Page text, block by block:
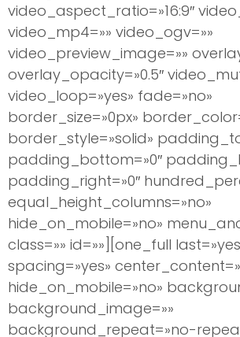
video_aspect_ratio=»16:9″
video_mp4=»» video_ogv=»»
video_preview_image=»»
overlay_opacity=»0.5″
video_loop=»yes» fade=»no»
border_size=»0px»
border_style=»solid»
padding_bottom=»0″
padding_right=»0″
equal_height_columns=»no»
hide_on_mobile=»no»
class=»» id=»»][one_full
spacing=»yes»
hide_on_mobile=»no»
background_image=»»
background_repeat=»no-